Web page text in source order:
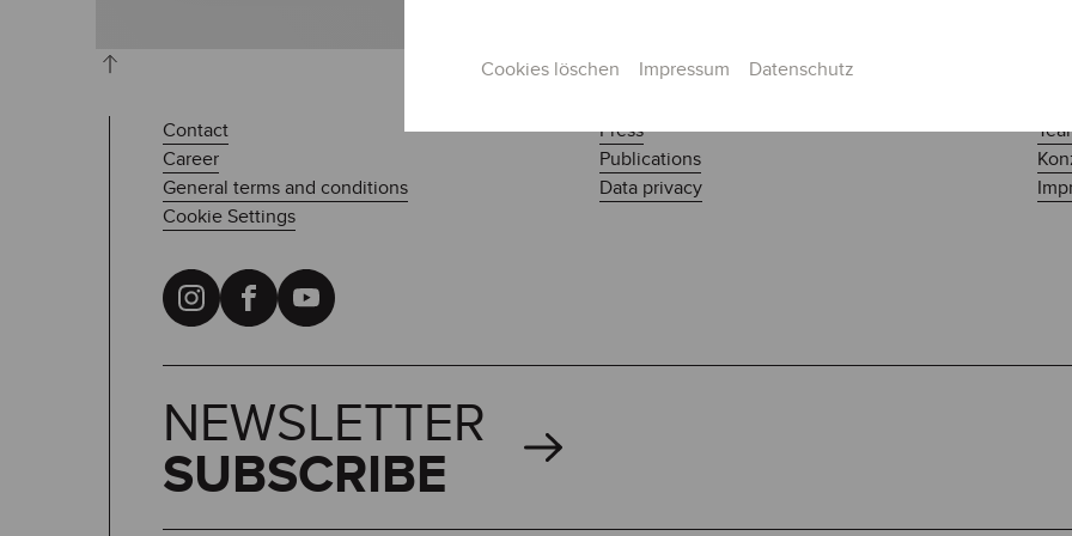
Cookies löschen Impressum Datenschutz
Contact Press
Career
Publications
General terms and conditions
Data privacy
Cookie Settings
NEWSLETTER
SUBSCRIBE